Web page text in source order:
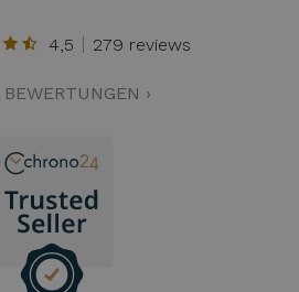
4,5 279 reviews
›